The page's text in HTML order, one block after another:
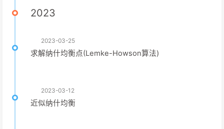
2023
2023-03-25
求解纳什均衡点(Lemke-Howson算法)
2023-03-12
近似纳什均衡